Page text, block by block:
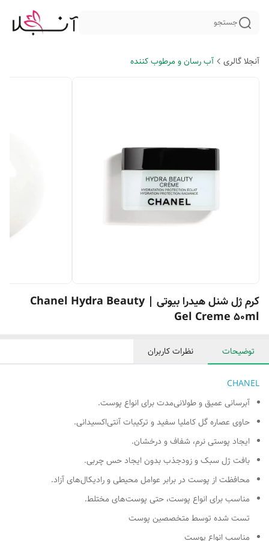
جستجو
آنجلا گالری آب رسان و مرطوب کننده
کرم ژل شنل هیدرا بیوتی | Chanel Hydra Beauty
Gel Creme 50ml
توضیحات نظرات کاربران
CHANEL
آبرسانی عمیق و طولانی‌مدت برای انواع پوست.
حاوی عصاره گل کاملیا سفید و ترکیبات آنتی‌اکسیدانی.
ایجاد پوستی نرم، شفاف و درخشان.
بافت ژل سبک و زودجذب بدون ایجاد حس چربی.
محافظت از پوست در برابر عوامل محیطی و رادیکال‌های آزاد.
مناسب برای انواع پوست، حتی پوست‌های مختلط.
تست شده توسط متخصصین پوست
مناسب انواع پوست